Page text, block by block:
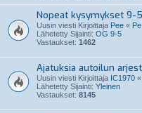
Nopeat kysymykset 9-5
Uusin viesti Kirjoittaja Pee «
Lähetetty Sijainti: OG 9-5
Vastaukset: 1462
Ajatuksia autoilun
Uusin viesti Kirjoittaja IC1970 «
Lähetetty Sijainti: Yleinen
Vastaukset: 8145